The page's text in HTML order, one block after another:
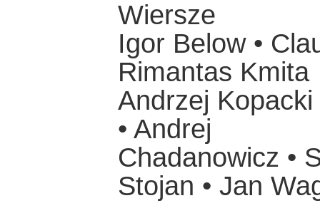
Wiersze
Igor Below •
Rimantas Kmita
Andrzej Kopacki
• Andrej
Chadanowicz •
Stojan • Jan